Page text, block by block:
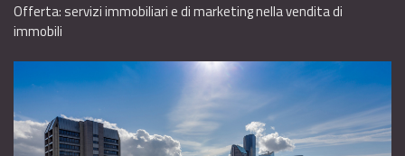
Offerta: servizi immobiliari e di marketing nella vendita di
immobili